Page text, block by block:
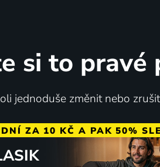
si to pravé
jednoduše změnit nebo
ZA 10 KČ A PAK 50%